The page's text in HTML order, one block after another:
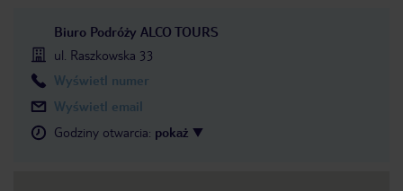
Biuro Podróży ALCO TOURS
ul. Raszkowska 33
Wyświetl numer
Wyświetl email
Godziny otwarcia: pokaż